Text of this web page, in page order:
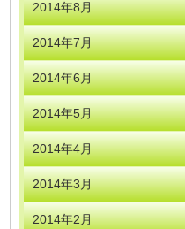
2014年8月
2014年7月
2014年6月
2014年5月
2014年4月
2014年3月
2014年2月